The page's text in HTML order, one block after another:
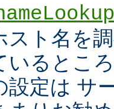
スト名を
いるとこ
設定は サ